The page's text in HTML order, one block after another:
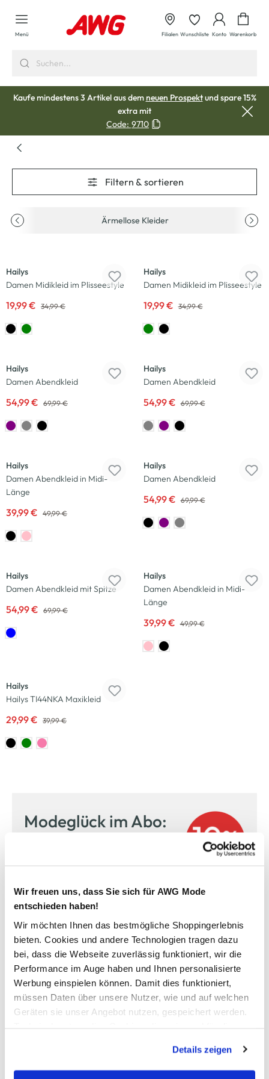
Wir freuen uns, dass Sie sich für AWG Mode
entschieden haben!
Wir möchten Ihnen das bestmögliche Shoppingerlebnis
bieten. Cookies und andere Technologien tragen dazu
bei, dass die Webseite zuverlässig funktioniert, wir die
Performance im Auge haben und Ihnen personalisierte
Werbung einspielen können. Damit dies funktioniert,
müssen Daten über unsere Nutzer, wie und auf welchen
Geräten sie unser Angebot nutzen, gespeichert werden.
werden, werden bei der Nutzung der Webseite auf jeden
Fall gesetzt. Cookies von Drittanbietern für Analyse- oder
Details zeigen
springen
Menü Filialen Wunschliste Konto Warenkorb
Kaufe mindestens 3 Artikel aus demneuen Prospektund spare 15%
extra mit
Code: 9710
Filtern & sortieren
Ärmellose Kleider
Hailys
Damen Midikleid im Plisseestyle
19,99 € 34,99 €
Hailys
Damen Midikleid im Plisseestyle
19,99 € 34,99 €
Hailys
Damen Abendkleid
54,99 € 69,99 €
Hailys
Damen Abendkleid
54,99 € 69,99 €
Hailys
Damen Abendkleid in Midi-
Länge
39,99 € 49,99 €
Hailys
Damen Abendkleid
54,99 € 69,99 €
Hailys
Damen Abendkleid mit Spitze
54,99 € 69,99 €
Hailys
Damen Abendkleid in Midi-
Länge
39,99 € 49,99 €
Hailys
Hailys TI44NKA Maxikleid
29,99 € 39,99 €
Modeglück im Abo:
Einkauf in unserem Online-Shop sichern.
Jetzt anmelden
Ich möchte mich zum AWG Newsletter anmelden. Die Einwilligung kann ich
jederzeit durch einen Klick auf den Abmeldelink im Newsletter widerrufen. Ich
habe die Datenschutzerklärunggelesen.